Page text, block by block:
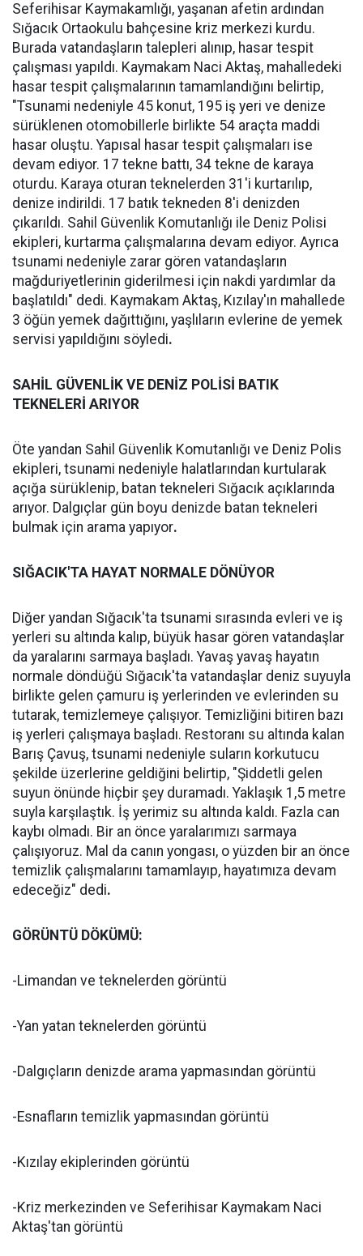
Seferihisar Kaymakamlığı, yaşanan afetin ardından
Sığacık Ortaokulu bahçesine kriz merkezi kurdu.
Burada vatandaşların talepleri alınıp, hasar tespit
çalışması yapıldı. Kaymakam Naci Aktaş, mahalledeki
hasar tespit çalışmalarının tamamlandığını belirtip,
"Tsunami nedeniyle 45 konut, 195 iş yeri ve denize
sürüklenen otomobillerle birlikte 54 araçta maddi
hasar oluştu. Yapısal hasar tespit çalışmaları ise
devam ediyor. 17 tekne battı, 34 tekne de karaya
oturdu. Karaya oturan teknelerden 31'i kurtarılıp,
denize indirildi. 17 batık tekneden 8'i denizden
çıkarıldı. Sahil Güvenlik Komutanlığı ile Deniz Polisi
ekipleri, kurtarma çalışmalarına devam ediyor. Ayrıca
tsunami nedeniyle zarar gören vatandaşların
mağduriyetlerinin giderilmesi için nakdi yardımlar da
başlatıldı" dedi. Kaymakam Aktaş, Kızılay'ın mahallede
3 öğün yemek dağıttığını, yaşlıların evlerine de yemek
servisi yapıldığını söyledi.
SAHİL GÜVENLİK VE DENİZ POLİSİ BATIK
TEKNELERİ ARIYOR
Öte yandan Sahil Güvenlik Komutanlığı ve Deniz Polis
ekipleri, tsunami nedeniyle halatlarından kurtularak
açığa sürüklenip, batan tekneleri Sığacık açıklarında
arıyor. Dalgıçlar gün boyu denizde batan tekneleri
bulmak için arama yapıyor.
SIĞACIK'TA HAYAT NORMALE DÖNÜYOR
Diğer yandan Sığacık'ta tsunami sırasında evleri ve iş
yerleri su altında kalıp, büyük hasar gören vatandaşlar
da yaralarını sarmaya başladı. Yavaş yavaş hayatın
normale döndüğü Sığacık'ta vatandaşlar deniz suyuyla
birlikte gelen çamuru iş yerlerinden ve evlerinden su
tutarak, temizlemeye çalışıyor. Temizliğini bitiren bazı
iş yerleri çalışmaya başladı. Restoranı su altında kalan
Barış Çavuş, tsunami nedeniyle suların korkutucu
şekilde üzerlerine geldiğini belirtip, "Şiddetli gelen
suyun önünde hiçbir şey duramadı. Yaklaşık 1,5 metre
suyla karşılaştık. İş yerimiz su altında kaldı. Fazla can
kaybı olmadı. Bir an önce yaralarımızı sarmaya
çalışıyoruz. Mal da canın yongası, o yüzden bir an önce
temizlik çalışmalarını tamamlayıp, hayatımıza devam
edeceğiz" dedi.
GÖRÜNTÜ DÖKÜMÜ:
-Limandan ve teknelerden görüntü
-Yan yatan teknelerden görüntü
-Dalgıçların denizde arama yapmasından görüntü
-Esnafların temizlik yapmasından görüntü
-Kızılay ekiplerinden görüntü
-Kriz merkezinden ve Seferihisar Kaymakam Naci
Aktaş'tan görüntü